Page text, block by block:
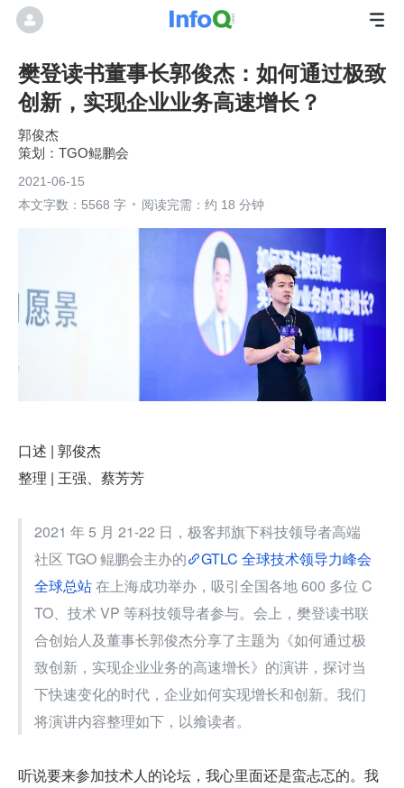
樊登读书董事长郭俊杰：如何通过极致
创新，实现企业业务高速增长？
郭俊杰
TGO鲲鹏会
2021-06-15
本文字数：5568 字
阅读完需：约 18 分钟
口述 | 郭俊杰
整理 | 王强、蔡芳芳
2021 年 5 月 21-22 日，极客邦旗下科技领导者高端
社区 TGO 鲲鹏会主办的
GTLC 全球技术领导力峰会
全球总站 在上海成功举办，吸引全国各地 600 多位 C
TO、技术 VP 等科技领导者参与。会上，樊登读书联
合创始人及董事长郭俊杰分享了主题为《如何通过极
致创新，实现企业业务的高速增长》的演讲，探讨当
下快速变化的时代，企业如何实现增长和创新。我们
将演讲内容整理如下，以飨读者。
听说要来参加技术人的论坛，我心里面还是蛮忐忑的。我